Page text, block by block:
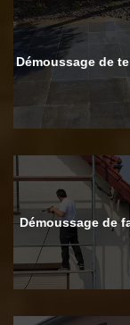
Démoussage de
Démoussage de